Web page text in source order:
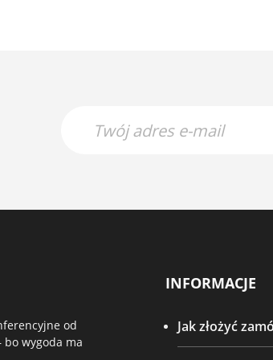
od
bo wygoda ma
INFORMACJE
Jak złożyć